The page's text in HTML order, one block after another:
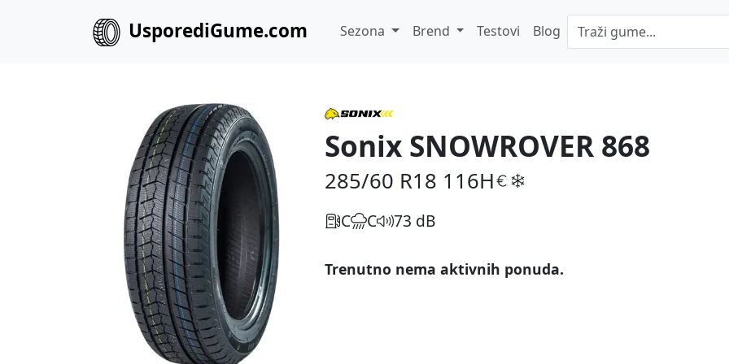
UsporediGume.com Sezona Brend Testovi Blog
Sonix SNOWROVER 868
285/60 R18 116H
C C 73 dB
Trenutno nema aktivnih ponuda.